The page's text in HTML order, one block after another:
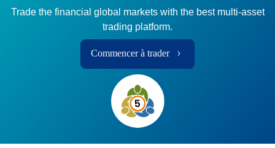
Trade the financial global markets with the best multi-asset
trading platform.
Commencer à trader